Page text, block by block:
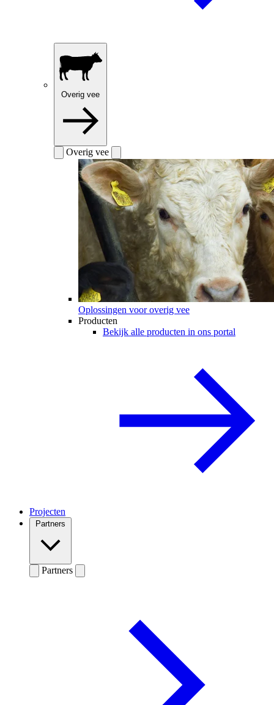
Overig vee
Overig vee
Oplossingen voor overig vee
Producten
Bekijk alle producten in ons portal
Projecten
Partners
Partners